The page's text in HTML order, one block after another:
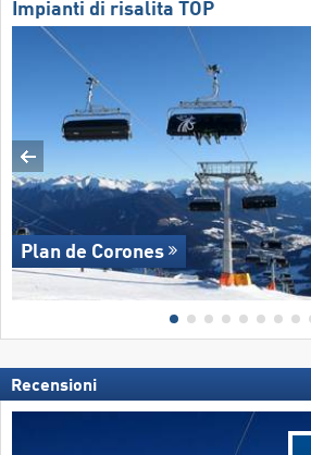
Impianti di risalita TOP
Plan de Corones
Recensioni